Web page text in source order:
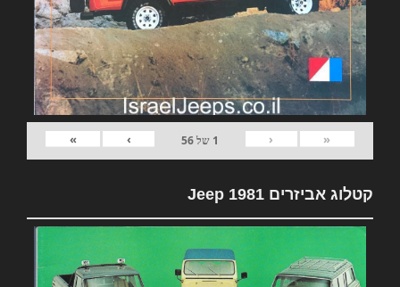
«
‹
1 של56
›
»
קטלוג אביזרים 1981 Jeep